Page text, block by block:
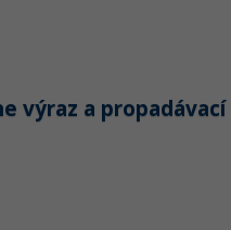
výraz a